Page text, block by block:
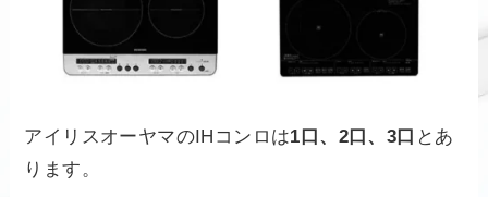
アイリスオーヤマのIHコンロは1口、2口、3口 とあ
ります。